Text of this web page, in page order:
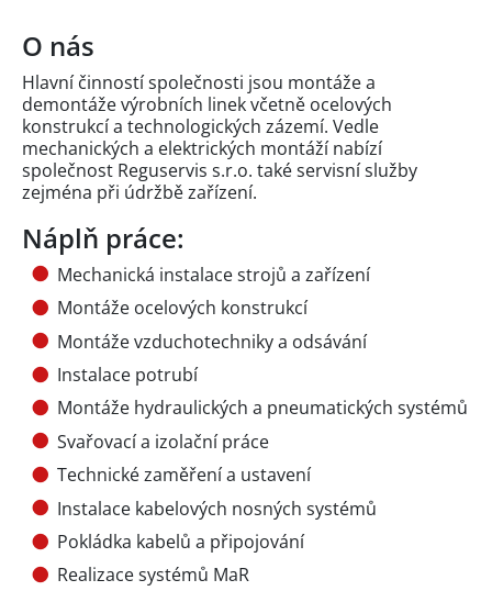
O nás
Hlavní činností společnosti jsou montáže a
demontáže výrobních linek včetně ocelových
konstrukcí a technologických zázemí. Vedle
mechanických a elektrických montáží nabízí
společnost Reguservis s.r.o. také servisní služby
zejména při údržbě zařízení.
Náplň práce:
Mechanická instalace strojů a zařízení
Montáže ocelových konstrukcí
Montáže vzduchotechniky a odsávání
Instalace potrubí
Montáže hydraulických a pneumatických systémů
Svařovací a izolační práce
Technické zaměření a ustavení
Instalace kabelových nosných systémů
Pokládka kabelů a připojování
Realizace systémů MaR